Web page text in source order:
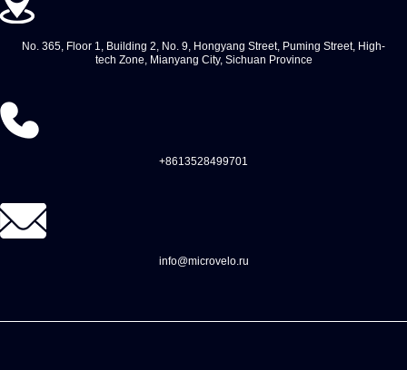
No. 365, Floor 1, Building 2, No. 9, Hongyang Street, Puming Street, High-
tech Zone, Mianyang City, Sichuan Province
+8613528499701
info@microvelo.ru